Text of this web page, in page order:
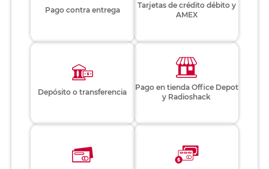
Pago contra entrega
Tarjetas de crédito débito y
AMEX
Depósito o transferencia
Pago en tienda Office Depot
y Radioshack